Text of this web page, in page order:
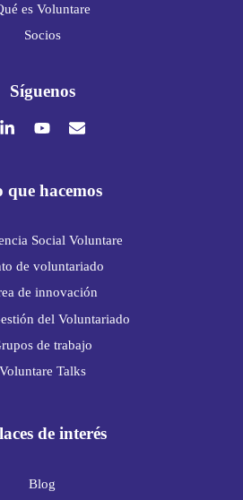
es Voluntare
Socios
Síguenos
que hacemos
Social Voluntare
de voluntariado
de innovación
del Voluntariado
de trabajo
Voluntare Talks
de interés
Blog